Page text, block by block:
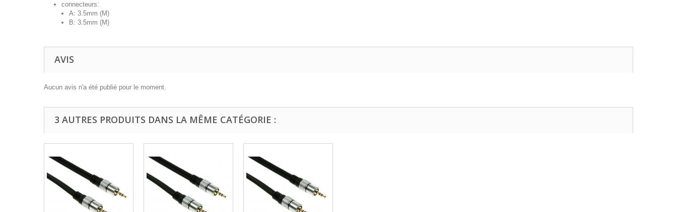
connecteurs:
A: 3.5mm (M)
B: 3.5mm (M)
AVIS
Aucun avis n'a été publié pour le moment.
3 AUTRES PRODUITS DANS LA MÊME CATÉGORIE :